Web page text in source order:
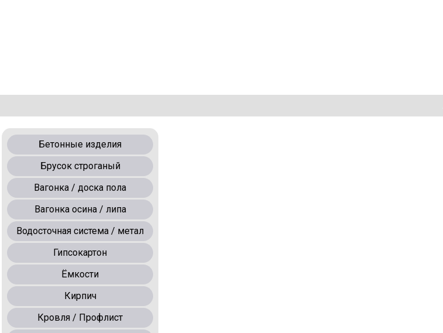
Бетонные изделия
Брусок строганый
Вагонка / доска пола
Вагонка осина / липа
Водосточная система / метал
Гипсокартон
Ёмкости
Кирпич
Кровля / Профлист